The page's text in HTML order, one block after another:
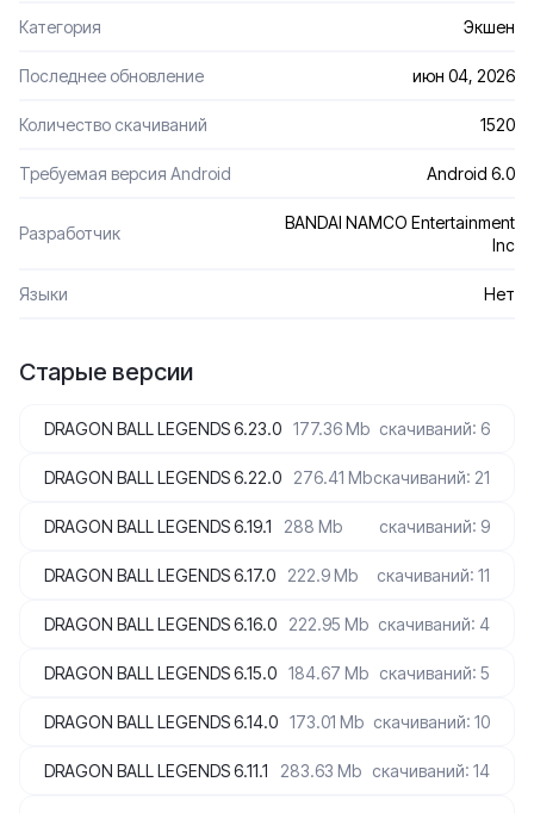
Категория Экшен
Последнее обновление июн 04, 2026
Количество скачиваний 1520
Требуемая версия Android Android 6.0
Разработчик
BANDAI NAMCO Entertainment
Inc
Языки Нет
Старые версии
DRAGON BALL LEGENDS 6.23.0 177.36 Mb скачиваний: 6
DRAGON BALL LEGENDS 6.22.0 276.41 Mbскачиваний: 21
DRAGON BALL LEGENDS 6.19.1 288 Mb скачиваний: 9
DRAGON BALL LEGENDS 6.17.0 222.9 Mb скачиваний: 11
DRAGON BALL LEGENDS 6.16.0 222.95 Mb скачиваний: 4
DRAGON BALL LEGENDS 6.15.0 184.67 Mb скачиваний: 5
DRAGON BALL LEGENDS 6.14.0 173.01 Mb скачиваний: 10
DRAGON BALL LEGENDS 6.11.1 283.63 Mb скачиваний: 14